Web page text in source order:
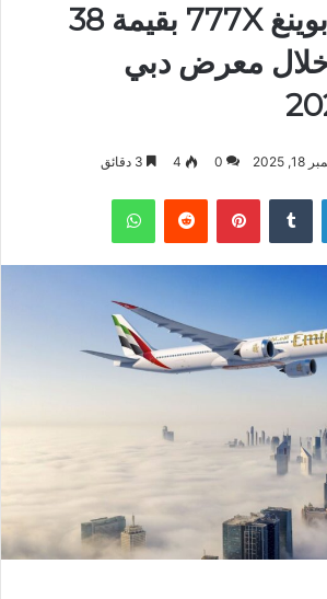
إضافية من بوينغ 777X بقيمة 38
خلال معرض دبي
2025
0
4
لينكدإن بينتيريست واتساب